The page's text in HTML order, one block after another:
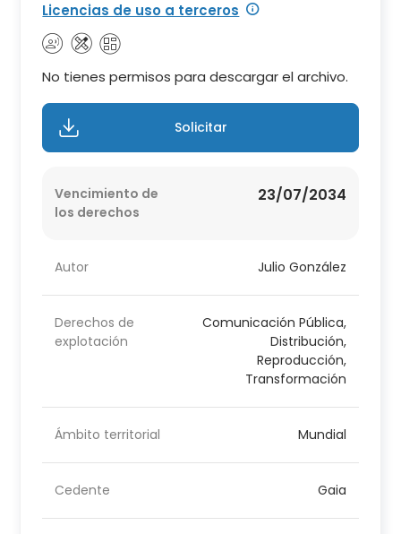
Licencias de uso a terceros
No tienes permisos para descargar el archivo.
Solicitar
Vencimiento de
los derechos
23/07/2034
Autor Julio González
Derechos de
explotación
Comunicación Pública,
Distribución,
Reproducción,
Transformación
Ámbito territorial Mundial
Cedente Gaia